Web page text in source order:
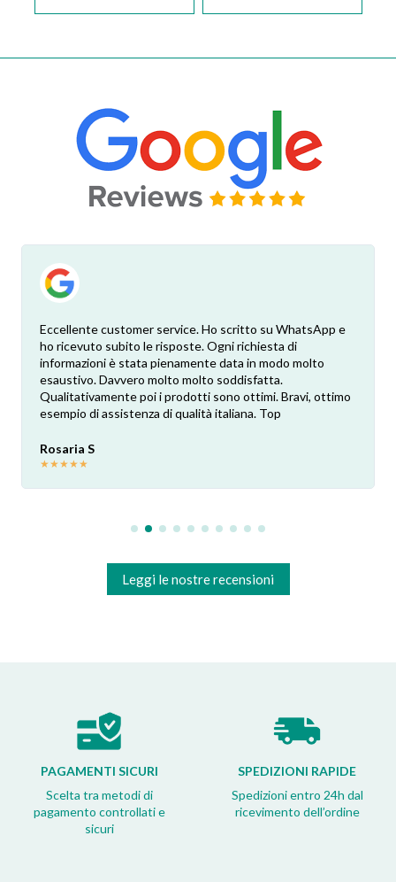
Eccellente customer service. Ho scritto su WhatsApp e
ho ricevuto subito le risposte. Ogni richiesta di
informazioni è stata pienamente data in modo molto
esaustivo. Davvero molto molto soddisfatta.
Qualitativamente poi i prodotti sono ottimi. Bravi, ottimo
esempio di assistenza di qualità italiana. Top
Rosaria S
★★★★★
Leggi le nostre recensioni
PAGAMENTI SICURI
Scelta tra metodi di
pagamento controllati e
sicuri
SPEDIZIONI RAPIDE
Spedizioni entro 24h dal
ricevimento dell’ordine